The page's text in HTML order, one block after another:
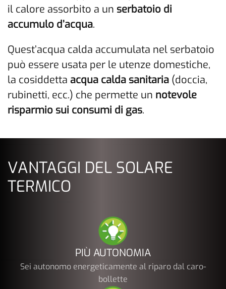
il calore assorbito a un serbatoio di
accumulo d’acqua.
Quest’acqua calda accumulata nel serbatoio
può essere usata per le utenze domestiche,
la cosiddetta acqua calda sanitaria (doccia,
rubinetti, ecc.) che permette un notevole
risparmio sui consumi di gas.
VANTAGGI DEL SOLARE
TERMICO
PIÙ AUTONOMIA
Sei autonomo energeticamente al riparo dal caro-
bollette